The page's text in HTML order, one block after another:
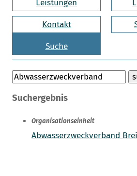
Leistungen
Kontakt
Suche
Suchergebnis
Organisationseinheit
Abwasserzweckverband